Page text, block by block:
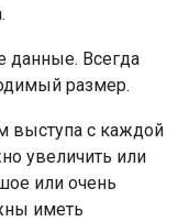
данные. Всегда
размер.
выступа с каждой
увеличить или
или очень
иметь